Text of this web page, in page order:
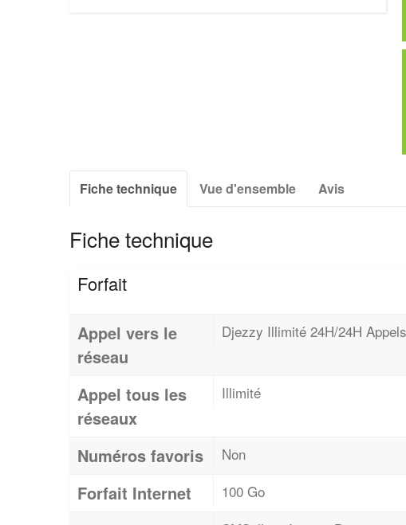
Fiche technique Vue d'ensemble Avis
Fiche technique
Forfait
Appel vers le
réseau
Djezzy Illimité 24H/24H Appels
Appel tous les
réseaux
Illimité
Numéros favoris Non
Forfait Internet 100 Go